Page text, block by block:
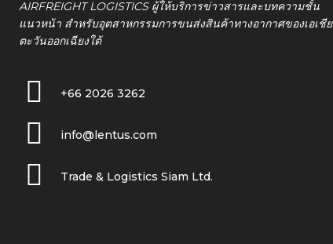
AIRFREIGHT LOGISTICS ผู้ให้บริการข่าวสารและบทความชั้น
แนวหน้า สำหรับอุตสาหกรรมการขนส่งสินค้าทางอากาศของเอเชีย
ตะวันออกเฉียงใต้
+66 2026 3262
info@lentus.com
Trade & Logistics Siam Ltd.